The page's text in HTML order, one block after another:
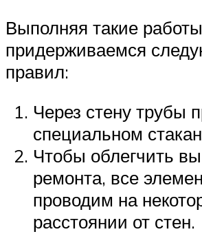
Выполняя такие
придерживаемся
правил:
Через стену трубы
специальном
Чтобы облегчить
ремонта, все
проводим на
расстоянии от стен.